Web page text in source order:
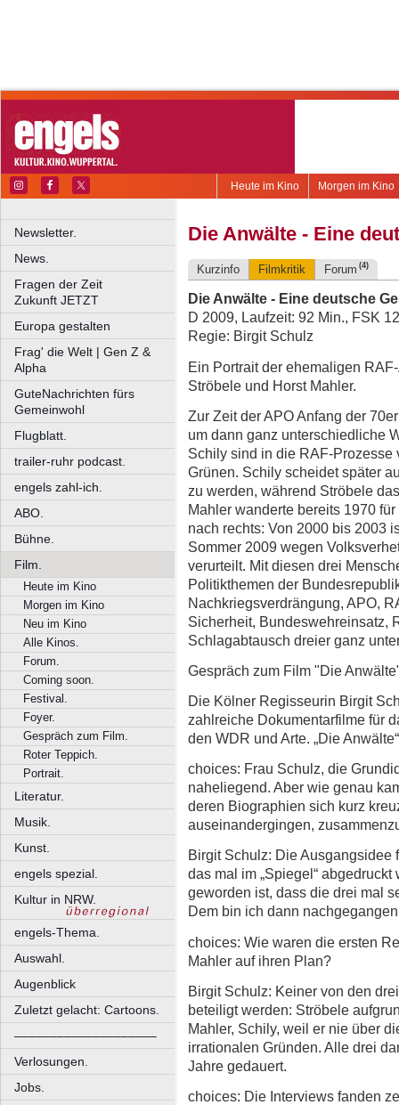
Morgen im Kino
Heute im Kino
Newsletter.
News.
Fragen der Zeit
Zukunft JETZT
Europa gestalten
Frag' die Welt | Gen Z &
Alpha
GuteNachrichten fürs
Gemeinwohl
Flugblatt.
trailer-ruhr podcast.
engels zahl-ich.
ABO.
Bühne.
Film.
Heute im Kino
Morgen im Kino
Neu im Kino
Alle Kinos.
Forum.
Coming soon.
Festival.
Foyer.
Gespräch zum Film.
Roter Teppich.
Portrait.
Literatur.
Musik.
Kunst.
engels spezial.
Kultur in NRW.
engels-Thema.
Auswahl.
Augenblick
Zuletzt gelacht: Cartoons.
––––––––––––––––––––
Verlosungen.
Jobs.
Die Anwälte - Eine
Kurzinfo Filmkritik Forum (4)
Die Anwälte - Eine deutsche
D 2009, Laufzeit: 92 Min., FSK 12
Regie: Birgit Schulz
Ein Portrait der ehemaligen
Ströbele und Horst Mahler.
Zur Zeit der APO Anfang der
um dann ganz unterschiedliche
Schily sind in die RAF-
Grünen. Schily scheidet später
zu werden, während Ströbele
Mahler wanderte bereits 1970
nach rechts: Von 2000 bis 2003
Sommer 2009 wegen
verurteilt. Mit diesen drei
Politikthemen der
Nachkriegsverdrängung, APO,
Sicherheit, Bundeswehreinsatz,
Schlagabtausch dreier ganz
Gespräch zum Film "Die
Die Kölner Regisseurin Birgit
zahlreiche Dokumentarfilme für
den WDR und Arte. „Die
choices: Frau Schulz, die
naheliegend. Aber wie genau
deren Biographien sich kurz
auseinandergingen,
Birgit Schulz: Die Ausgangsidee
das mal im „Spiegel“
geworden ist, dass die drei mal
Dem bin ich dann
choices: Wie waren die ersten
Mahler auf ihren Plan?
Birgit Schulz: Keiner von den
beteiligt werden: Ströbele
Mahler, Schily, weil er nie über
irrationalen Gründen. Alle drei
Jahre gedauert.
choices: Die Interviews fanden